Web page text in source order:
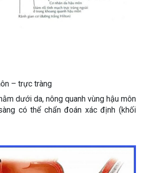
– trực tràng
dưới da, nông quanh vùng hậu môn
có thể chẩn đoán xác định (khối